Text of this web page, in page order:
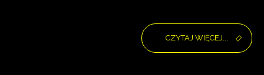
CZYTAJ WIĘCEJ...